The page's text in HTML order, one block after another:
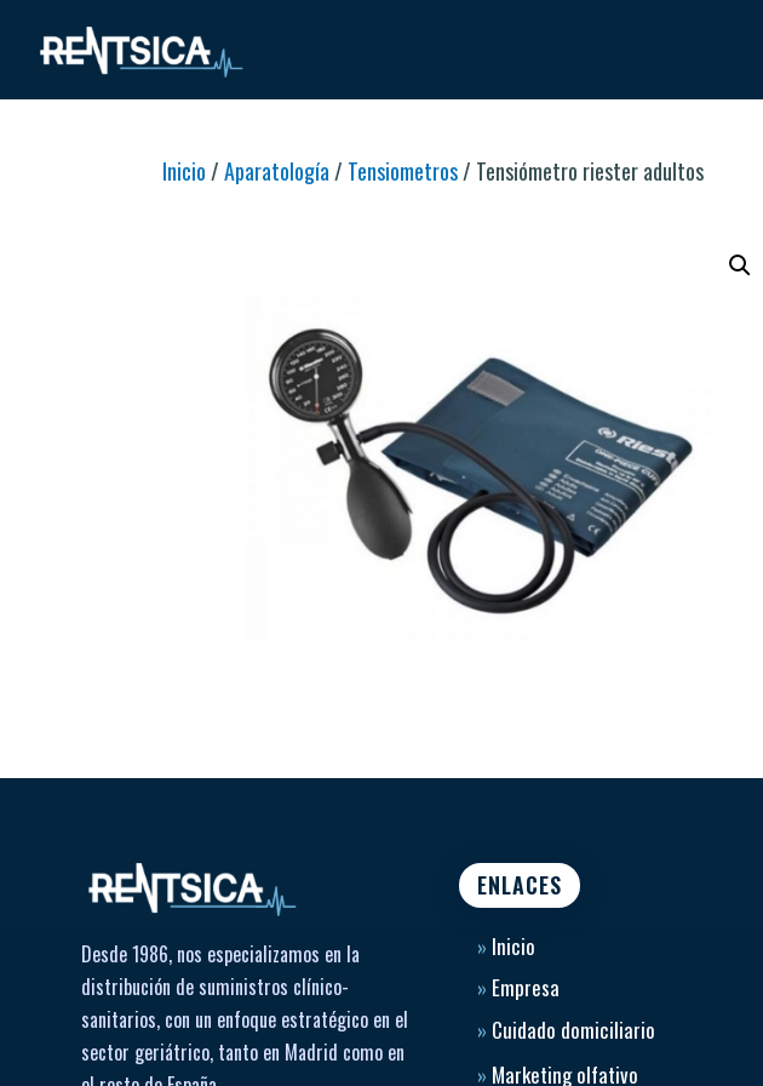
Inicio /Aparatología / Tensiometros/ Tensiómetro riester adultos
Desde 1986, nos especializamos en la
distribución de suministros clínico-
sanitarios, con un enfoque estratégico en el
sector geriátrico, tanto en Madrid como en
ENLACES
» Inicio
» Empresa
» Cuidado domiciliario
» Marketing olfativo